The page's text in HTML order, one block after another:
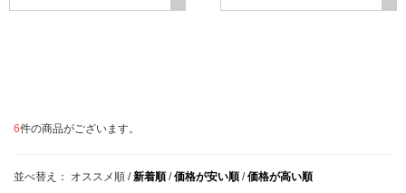
6件の商品がございます。
並べ替え： オススメ順 /新着順 /価格が安い順 /価格が高い順